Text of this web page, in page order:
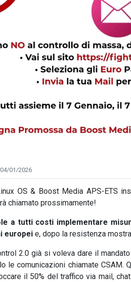
04/01/2026
OS & Boost Media APS-ETS
chiamato prossimamente!
a tutti costi implementare
europei e, dopo la resistenza
2.0 già si voleva dare il
le comunicazioni chiamate
il 50% del traffico via mail,